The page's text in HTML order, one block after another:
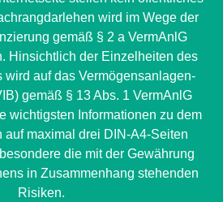
wird im Wege der
gemäß § 2 a VermAnlG
Hinsichtlich der Einzelheiten des
wird auf das Vermögensanlagen-
gemäß § 13 Abs. 1 VermAnlG
wichtigsten Informationen zu dem
auf maximal drei DIN-A4-Seiten
die mit der Gewährung
in Zusammenhang stehenden
Risiken.